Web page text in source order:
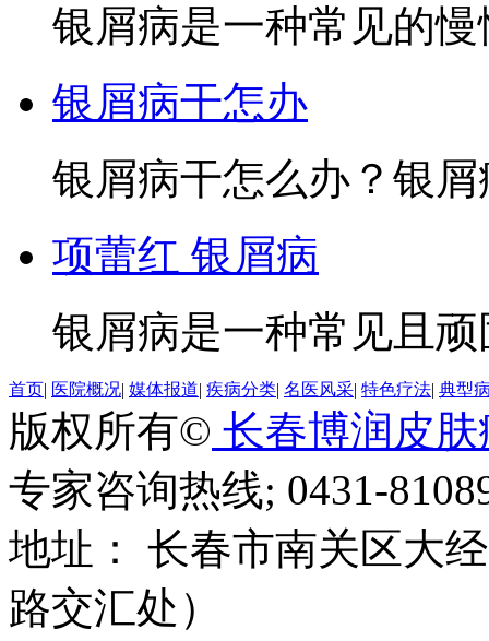
银屑病是一种常见的
银屑病干怎办
银屑病干怎么办？银
项蕾红 银屑病
银屑病是一种常见且
首页| 医院概况| 媒体报道| 疾病分类| 名医风采| 特色疗法| 典型
版权所有© 长春博润皮
专家咨询热线; 0431-
地址： 长春市南关区大
路交汇处）